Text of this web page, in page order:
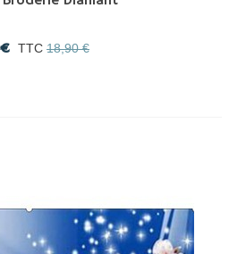
TTC 18,90 €